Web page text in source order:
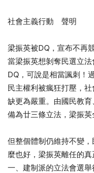
社會主義行動 聲明
梁振英被DQ，宣布不再
當梁振英想剝奪民選立
DQ，可說是相當諷刺！
民主權利被瘋狂打壓，
缺更為嚴重。由國民教
備為廿三條立法，梁振英
但整個體制仍維持不變
麼也好，梁振英離任的
一、建制派的立法會選